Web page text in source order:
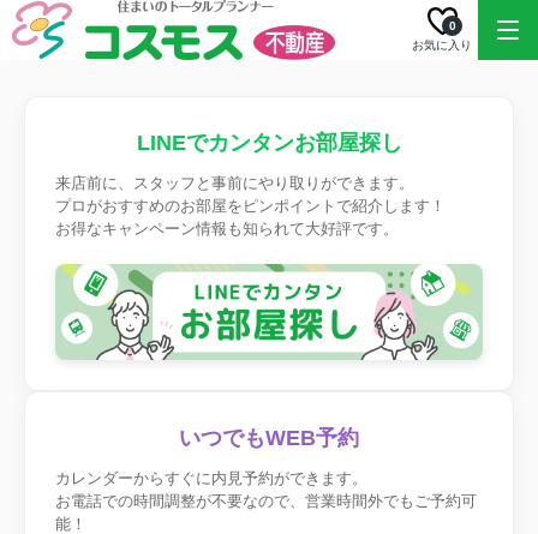
お気に入り
0
LINEでカンタンお部屋探し
来店前に、スタッフと事前にやり取りができます。
プロがおすすめのお部屋をピンポイントで紹介します！
お得なキャンペーン情報も知られて大好評です。
いつでもWEB予約
カレンダーからすぐに内見予約ができます。
お電話での時間調整が不要なので、営業時間外でもご予約可
能！